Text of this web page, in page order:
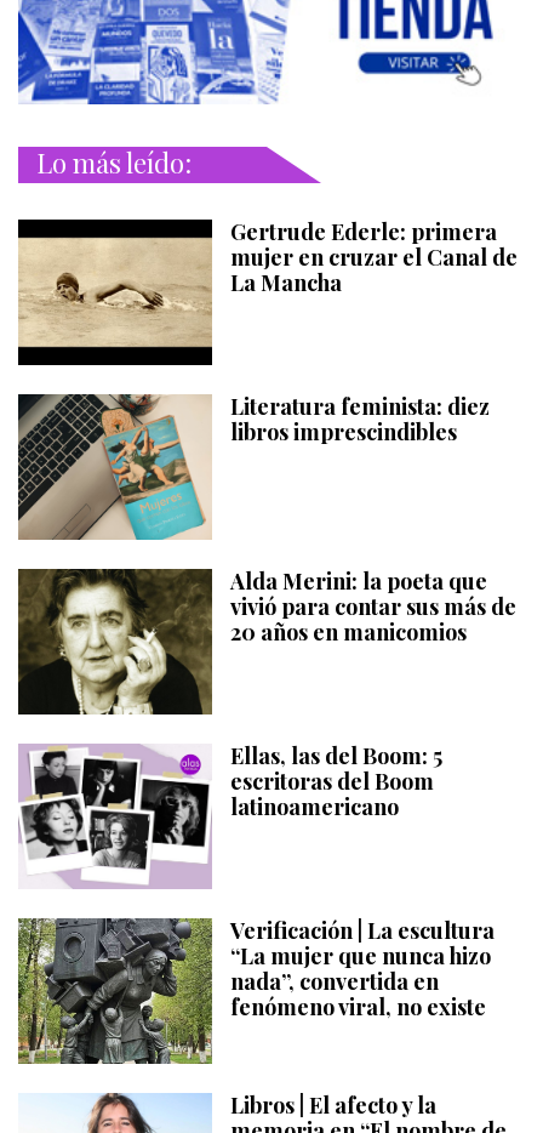
Lo más leído:
Gertrude Ederle: primera
mujer en cruzar el Canal de
La Mancha
Literatura feminista: diez
libros imprescindibles
Alda Merini: la poeta que
vivió para contar sus más de
20 años en manicomios
Ellas, las del Boom: 5
escritoras del Boom
latinoamericano
Verificación | La escultura
“La mujer que nunca hizo
nada”, convertida en
fenómeno viral, no existe
Libros | El afecto y la